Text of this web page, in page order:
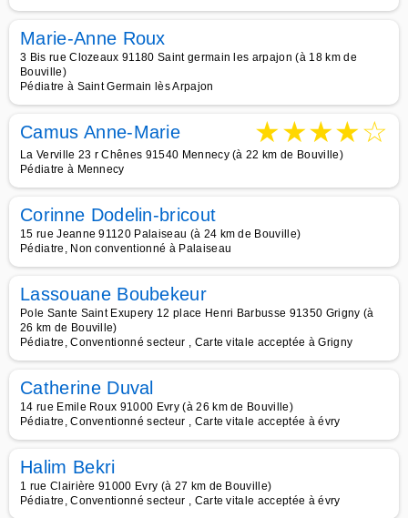
Marie-Anne Roux
3 Bis rue Clozeaux 91180 Saint germain les arpajon (à 18 km de
Bouville)
Pédiatre à Saint Germain lès Arpajon
Camus Anne-Marie ★★★★☆
La Verville 23 r Chênes 91540 Mennecy (à 22 km de Bouville)
Pédiatre à Mennecy
Corinne Dodelin-bricout
15 rue Jeanne 91120 Palaiseau (à 24 km de Bouville)
Pédiatre, Non conventionné à Palaiseau
Lassouane Boubekeur
Pole Sante Saint Exupery 12 place Henri Barbusse 91350 Grigny (à
26 km de Bouville)
Pédiatre, Conventionné secteur , Carte vitale acceptée à Grigny
Catherine Duval
14 rue Emile Roux 91000 Evry (à 26 km de Bouville)
Pédiatre, Conventionné secteur , Carte vitale acceptée à évry
Halim Bekri
1 rue Clairière 91000 Evry (à 27 km de Bouville)
Pédiatre, Conventionné secteur , Carte vitale acceptée à évry